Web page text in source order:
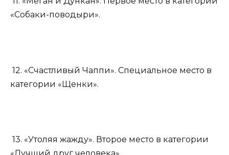
«Собаки-поводыри».
12. «Счастливый Чаппи». Специальное место в
категории «Щенки».
13. «Утоляя жажду». Второе место в категории